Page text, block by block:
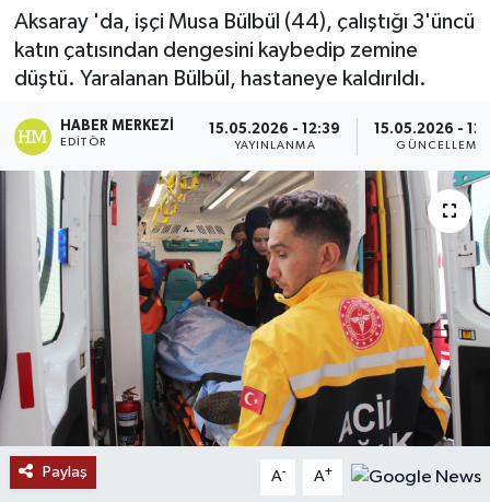
Aksaray 'da, işçi Musa Bülbül (44), çalıştığı 3'üncü
katın çatısından dengesini kaybedip zemine
düştü. Yaralanan Bülbül, hastaneye kaldırıldı.
HABER MERKEZI
EDITÖR
15.05.2026 - 12:39
YAYINLANMA
15.05.2026 -
GÜNCELLEME
Paylaş A- A+
Çevre
Ekonomi
Genel
Gündem
Haberde İnsan
Kültür Sanat
Magazin
Son Dakika Haberleri